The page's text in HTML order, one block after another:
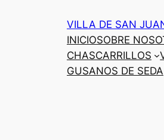
VILLA DE SAN
INICIOSOBRE
CHASCARRILLOS
GUSANOS DE SEDA